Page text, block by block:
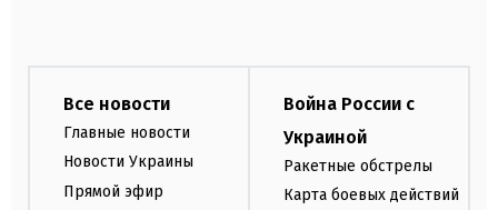
Все новости
Главные новости
Новости Украины
Прямой эфир
Война России с
Украиной
Ракетные обстрелы
Карта боевых действий